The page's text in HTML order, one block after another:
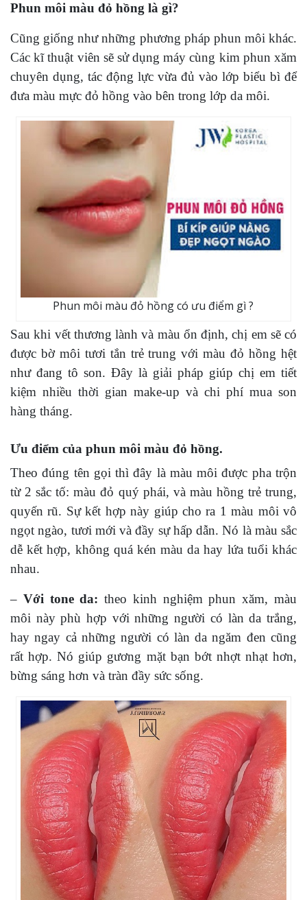
Phun môi màu đỏ hồng là gì?
Cũng giống như những phương pháp phun môi khác.
Các kĩ thuật viên sẽ sử dụng máy cùng kim phun xăm
chuyên dụng, tác động lực vừa đủ vào lớp biểu bì để
đưa màu mực đỏ hồng vào bên trong lớp da môi.
Phun môi màu đỏ hồng có ưu điểm gì ?
Sau khi vết thương lành và màu ổn định, chị em sẽ có
được bờ môi tươi tắn trẻ trung với màu đỏ hồng hệt
như đang tô son. Đây là giải pháp giúp chị em tiết
kiệm nhiều thời gian make-up và chi phí mua son
hàng tháng.
Ưu điểm của phun môi màu đỏ hồng.
Theo đúng tên gọi thì đây là màu môi được pha trộn
từ 2 sắc tố: màu đỏ quý phái, và màu hồng trẻ trung,
quyến rũ. Sự kết hợp này giúp cho ra 1 màu môi vô
ngọt ngào, tươi mới và đầy sự hấp dẫn. Nó là màu sắc
dễ kết hợp, không quá kén màu da hay lứa tuổi khác
nhau.
– Với tone da: theo kinh nghiệm phun xăm, màu
môi này phù hợp với những người có làn da trắng,
hay ngay cả những người có làn da ngăm đen cũng
rất hợp. Nó giúp gương mặt bạn bớt nhợt nhạt hơn,
bừng sáng hơn và tràn đầy sức sống.